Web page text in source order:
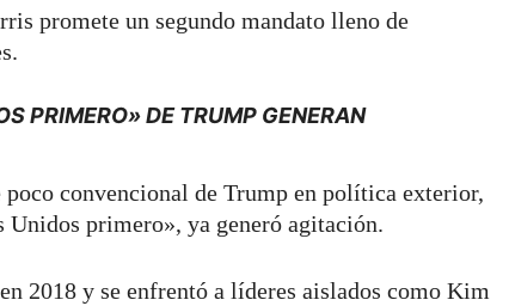
promete un segundo mandato lleno de
PRIMERO» DE TRUMP GENERAN
convencional de Trump en política exterior,
Unidos primero», ya generó agitación.
2018 y se enfrentó a líderes aislados como Kim